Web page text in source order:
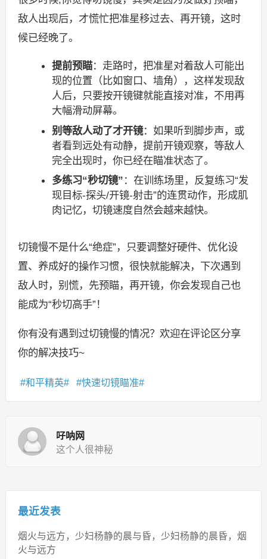
敌人出现后，才慌忙把准星移过去、再开镜，这时
候已经晚了。
提前预瞄：走路时，把准星对着敌人可能出
现的位置（比如窗口、墙角），这样发现敌
人后，只要按开镜键就能直接对准，不用再
大幅滑动屏幕。
别等敌人动了才开镜：如果听到脚步声，或
者看到远处有动静，提前开镜观察，等敌人
完全出现时，你已经在瞄准状态了。
多练习“秒切镜” ：在训练场里，反复练习“发
现目标-探头/开镜-射击”的连贯动作，形成肌
肉记忆，切镜速度自然会越来越快。
切镜慢不是什么“绝症”，只要调整好硬件、优化设
置、养成好的操作习惯，很快就能解决，下次遇到
敌人时，别慌，先预瞄，再开镜，你会发现自己也
能成为“秒切高手”！
你有没有遇到过切镜慢的情况？欢迎在评论区分享
你的解决技巧~
和平精英 快速切镜瞄准
吇呐网
这个人很神秘
最近发表
烟火与远方，少妇杨静的晨与昏，少妇杨静的晨昏，烟
火与远方